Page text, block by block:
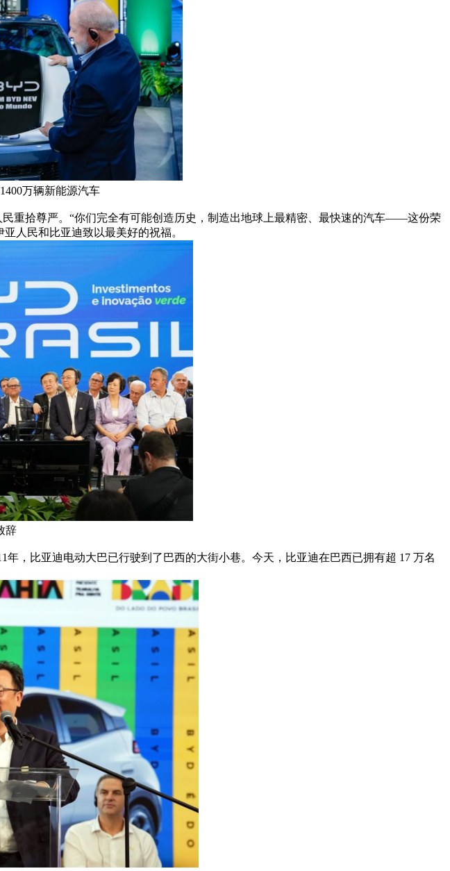
万辆新能源汽车
重拾尊严。“你们完全有可能创造历史，制造出地球上最精密、最快速的汽车——这份荣
人民和比亚迪致以最美好的祝福。
辞
，比亚迪电动大巴已行驶到了巴西的大街小巷。今天，比亚迪在巴西已拥有超 17 万名